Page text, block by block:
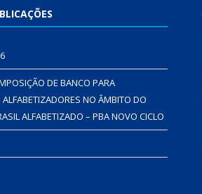
DE BANCO PARA
ALFABETIZADORES NO ÂMBITO DO
ALFABETIZADO – PBA NOVO CICLO